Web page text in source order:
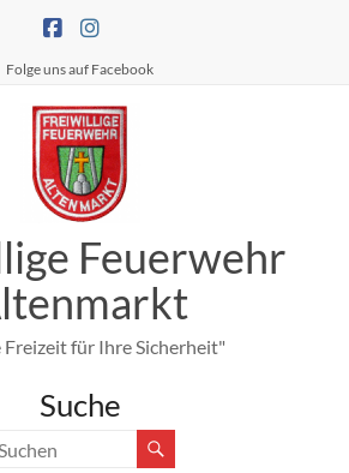
Folge uns auf Facebook
Feuerwehr
Freizeit für Ihre Sicherheit"
Suche